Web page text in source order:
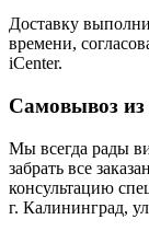
Доставку
времени,
iCenter.
Самовывоз из
Мы всегда рады
забрать все
консультацию
г. Калининград,